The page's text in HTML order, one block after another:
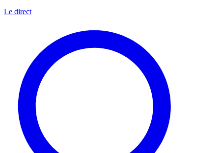
Le direct